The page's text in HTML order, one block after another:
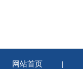
网站首页 |